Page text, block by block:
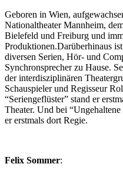
Geboren in Wien,
Nationaltheater Mannheim,
Bielefeld und Freiburg und
Produktionen.Darüberhinaus
diversen Serien, Hör- und
Synchronsprecher zu Hause.
der interdisziplinären
Schauspieler und Regisseur
“Seriengeflüster” stand er
Theater. Und bei
er erstmals dort Regie.
Felix Sommer: